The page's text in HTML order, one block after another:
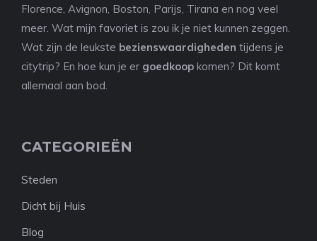
Florence, Avignon, Boston, Parijs, Tirana en nog veel
meer. Wat mijn favoriet is zou ik je niet kunnen zeggen.
Wat zijn de leukste bezienswaardigheden tijdens je
citytrip? En hoe kun je er goedkoop komen? Dit komt
allemaal aan bod.
CATEGORIEËN
Steden
Dicht bij Huis
Blog